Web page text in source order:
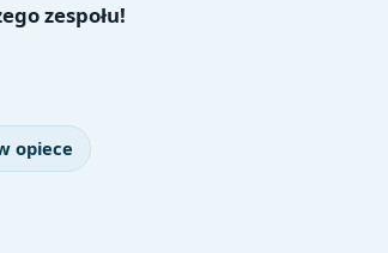
zespołu!
opiece